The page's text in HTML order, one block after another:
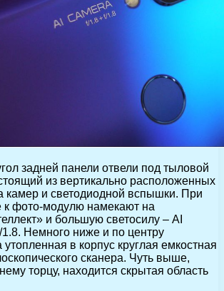
задней панели отвели под тыловой
из вертикально расположенных
камер и светодиодной вспышки. При
к фото-модулю намекают на
и большую светосилу – AI
Немного ниже и по центру
утопленная в корпус круглая емкостная
сканера. Чуть выше,
торцу, находится скрытая область